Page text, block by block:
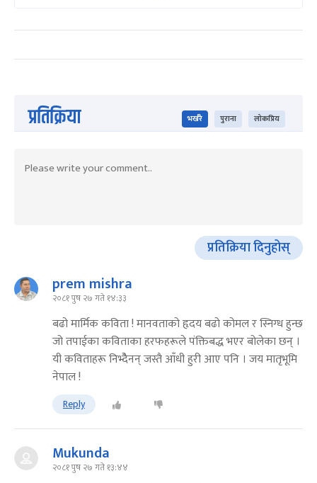
प्रतिक्रिया भर्खरै पुराना लोकप्रिय
प्रतिक्रिया दिनुहोस्
prem mishra
२०८१ पुष २७ गते १४:३३
बढो मार्मिक कविता ! मानवताको हृदय बढो कोमल र स्निग्ध हुन्छ
जो तपाईका कविताका हरफहरूले पंक्तिबद्ध भएर बोलेका छन् ।
यी कविताहरू निभ्दैेनन् जस्तै आँधी हुरी आए पनि । जय मातृभूमि
नेपाल !
Reply
Mukunda
२०८१ पुष २७ गते १३:४४